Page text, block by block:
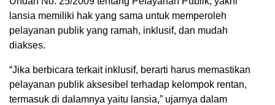
lansia memiliki hak yang sama untuk memperoleh
pelayanan publik yang ramah, inklusif, dan mudah
diakses.
“Jika berbicara terkait inklusif, berarti harus memastikan
pelayanan publik aksesibel terhadap kelompok rentan,
termasuk di dalamnya yaitu lansia,” ujarnya dalam